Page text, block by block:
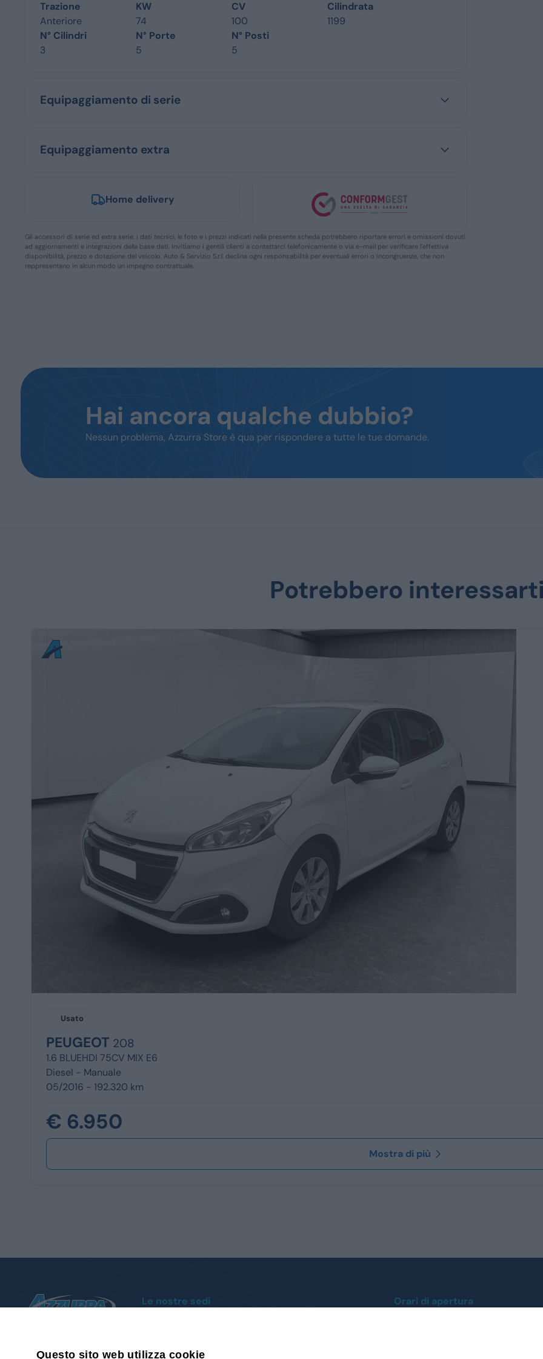
Trazione
Anteriore
KW
74
CV
100
Cilindrata
1199
N° Cilindri
3
N° Porte
5
N° Posti
5
Equipaggiamento di serie
Equipaggiamento extra
Home delivery
Gli accessori di serie ed extra serie, i dati tecnici, le foto e i prezzi indicati nella presente scheda potrebbero riportare errori e omissioni dovuti
ad aggiornamenti e integrazioni della base dati. Invitiamo i gentili clienti a contattarci telefonicamente o via e-mail per verificare l’effettiva
disponibilità, prezzo e dotazione del veicolo. Auto & Servizio S.r.l. declina ogni responsabilità per eventuali errori o incongruenze, che non
reppresentano in alcun modo un impegno contrattuale.
Hai ancora qualche dubbio?
Nessun problema, Azzurra Store è qua per rispondere a tutte le tue domande.
Potrebbero
Usato
PEUGEOT 208
1.6 BLUEHDI 75CV MIX E6
Diesel - Manuale
05/2016 - 192.320 km
€ 6.950
Mostra di più
Le nostre sedi
Via della Motorizzazione, 1 - Tel.
Orari di apertura
Questo sito web utilizza cookie